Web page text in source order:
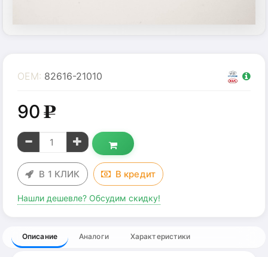
OEM: 82616-21010
90g
В 1 КЛИК В кредит
Нашли дешевле? Обсудим скидку!
Описание Аналоги Характеристики